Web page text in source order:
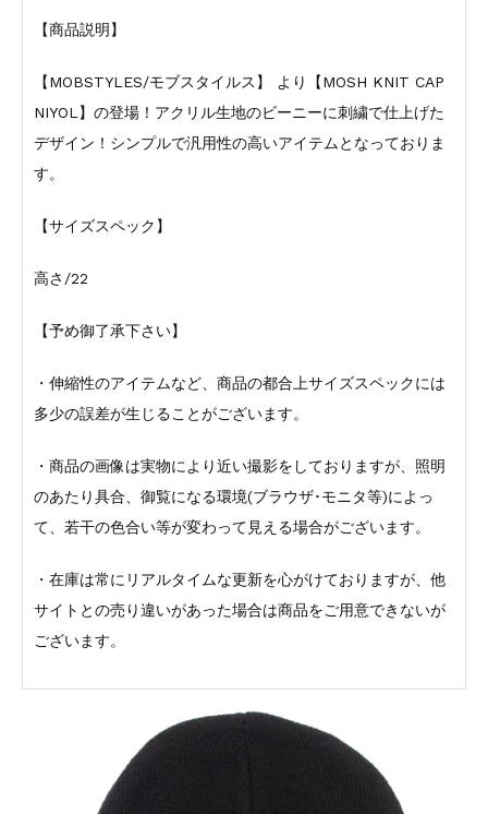
【商品説明】
【MOBSTYLES/モブスタイルス】 より【MOSH KNIT CAP
NIYOL】の登場！アクリル生地のビーニーに刺繍で仕上げた
デザイン！シンプルで汎用性の高いアイテムとなっておりま
す。
【サイズスペック】
高さ/22
【予め御了承下さい】
・伸縮性のアイテムなど、商品の都合上サイズスペックには
多少の誤差が生じることがございます。
・商品の画像は実物により近い撮影をしておりますが、照明
のあたり具合、御覧になる環境(ブラウザ･モニタ等)によっ
て、若干の色合い等が変わって見える場合がございます。
・在庫は常にリアルタイムな更新を心がけておりますが、他
サイトとの売り違いがあった場合は商品をご用意できないが
ございます。